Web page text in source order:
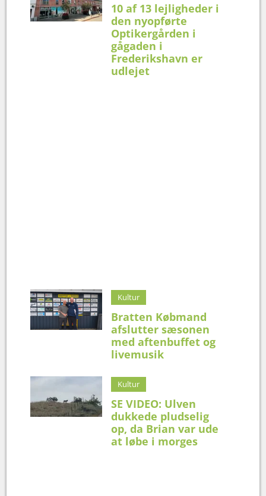
10 af 13 lejligheder i
den nyopførte
Optikergården i
gågaden i
Frederikshavn er
udlejet
Kultur
Bratten Købmand
afslutter sæsonen
med aftenbuffet og
livemusik
Kultur
SE VIDEO: Ulven
dukkede pludselig
op, da Brian var ude
at løbe i morges